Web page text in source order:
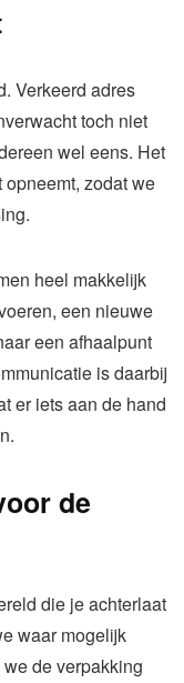
Verkeerd adres
toch niet
wel eens. Het
zodat we
heel makkelijk
een nieuwe
een afhaalpunt
is daarbij
er iets aan de hand
de
die je achterlaat
waar mogelijk
de verpakking